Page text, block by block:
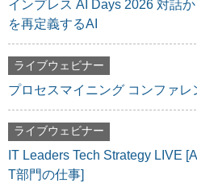
インプレス AI Days 2026 対話
を再定義するAI
ライブウェビナー
プロセスマイニング コンファレ
ライブウェビナー
IT Leaders Tech Strategy LIVE
T部門の仕事]